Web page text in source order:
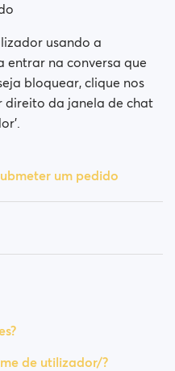
Posso comprar
usando a
entrar na conversa que
bloquear, clique nos
direito da janela de chat
um pedido
de utilizador/?